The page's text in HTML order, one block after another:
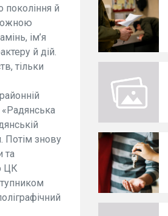
покоління й
ім’я
й дій.
тільки
«Радянська
Потім знову
та
ЦК